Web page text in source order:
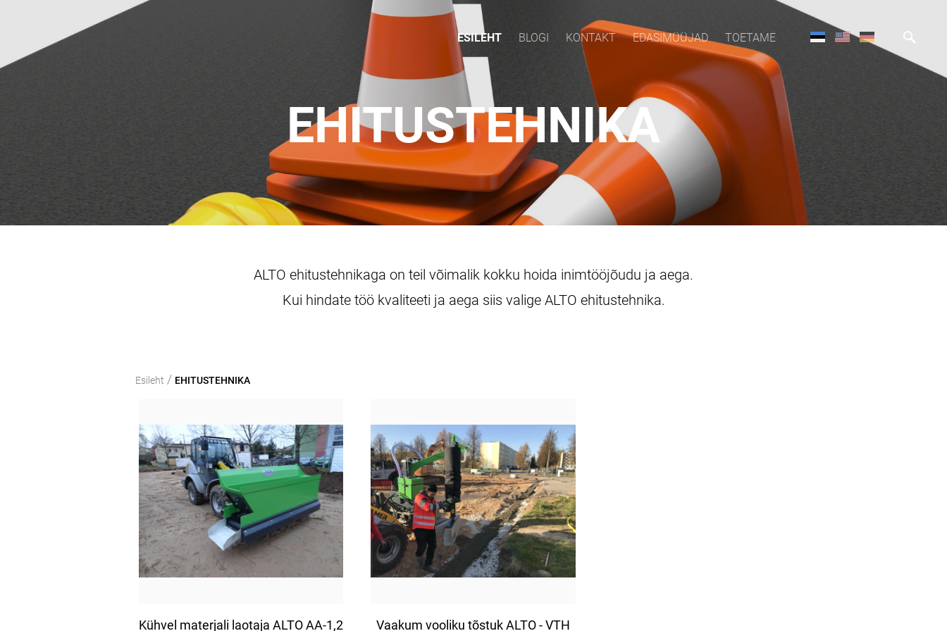
ESILEHT BLOGI KONTAKT EDASIMÜÜJAD TOETAME
EHITUSTEHNIKA
ALTO ehitustehnikaga on teil võimalik kokku hoida inimtööjõudu ja aega.
Kui hindate töö kvaliteeti ja aega siis valige ALTO ehitustehnika.
Esileht / EHITUSTEHNIKA
Kühvel materjali laotaja ALTO AA-1,2 Vaakum vooliku tõstuk ALTO - VTH